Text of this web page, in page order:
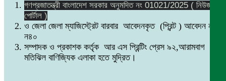
গণপ্রজাতন্ত্রী বাংলাদেশ সরকার অনুমদিত নং 01021/2025 ( নিউজ
পোর্টাল )
ও জেলা জেলা ম্যাজিস্ট্রেট বারবার আবেদনকৃত (প্রিন্ট ) আবেদন নং
ন৪০
সম্পাদক ও প্রকাশক কর্তৃক আর এস প্রিন্টিং প্রেস ৯২,আরামবাগ
মতিঝিল বাণিজ্যিক এলাকা হতে মুদ্রিত।